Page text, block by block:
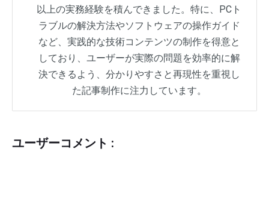
以上の実務経験を積んできました。特に、PCト
ラブルの解決方法やソフトウェアの操作ガイド
など、実践的な技術コンテンツの制作を得意と
しており、ユーザーが実際の問題を効率的に解
決できるよう、分かりやすさと再現性を重視し
た記事制作に注力しています。
ユーザーコメント :